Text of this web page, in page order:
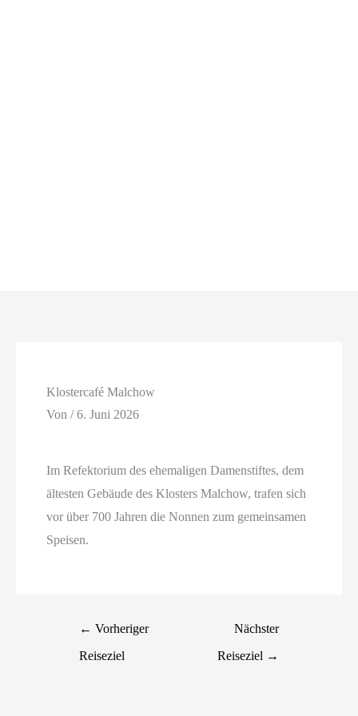
Klostercafé Malchow
Von/6. Juni 2026
Im Refektorium des ehemaligen Damenstiftes, dem
ältesten Gebäude des Klosters Malchow, trafen sich
vor über 700 Jahren die Nonnen zum gemeinsamen
Speisen.
← Vorheriger
Reiseziel
Nächster
Reiseziel →